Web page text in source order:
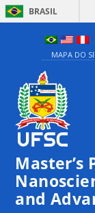
BRASIL
MAPA DO
Master’s
and